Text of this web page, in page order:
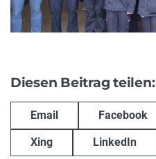
Diesen Beitrag teilen:
Email Facebook
Xing LinkedIn